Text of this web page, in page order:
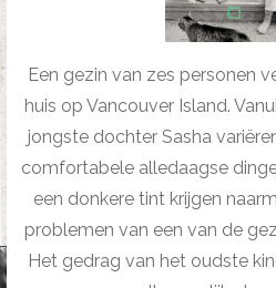
Een gezin van zes personen
huis op Vancouver Island.
jongste dochter Sasha
comfortabele alledaagse
een donkere tint krijgen
problemen van een van de
Het gedrag van het oudste